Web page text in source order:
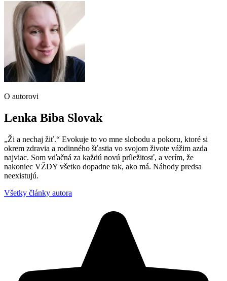
O autorovi
Lenka Biba Slovak
„Ži a nechaj žiť.“ Evokuje to vo mne slobodu a pokoru, ktoré si
okrem zdravia a rodinného šťastia vo svojom živote vážim azda
najviac. Som vďačná za každú novú príležitosť, a verím, že
nakoniec VŽDY všetko dopadne tak, ako má. Náhody predsa
neexistujú.
Všetky články autora